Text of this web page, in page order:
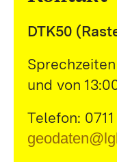
DTK50
und von
Telefon: